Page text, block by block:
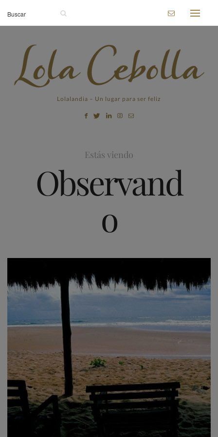
Lolalandia – Un lugar para ser feliz
Estás viendo
Observand
o